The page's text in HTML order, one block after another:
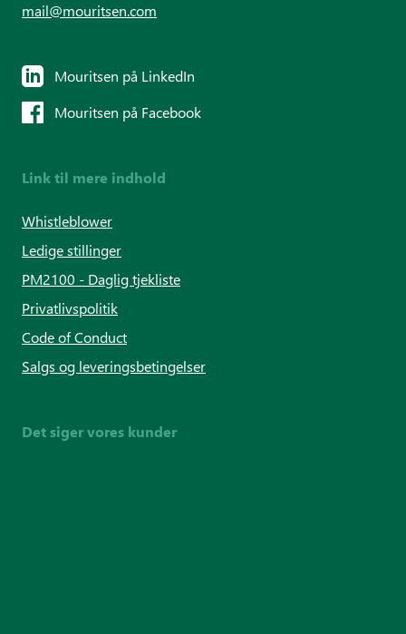
mail@mouritsen.com
Mouritsen på LinkedIn
Mouritsen på Facebook
Link til mere indhold
Whistleblower
Ledige stillinger
PM2100 - Daglig tjekliste
Privatlivspolitik
Code of Conduct
Salgs og leveringsbetingelser
Det siger vores kunder